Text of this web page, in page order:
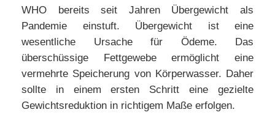
WHO bereits seit Jahren Übergewicht als
Pandemie einstuft. Übergewicht ist eine
wesentliche Ursache für Ödeme. Das
überschüssige Fettgewebe ermöglicht eine
vermehrte Speicherung von Körperwasser. Daher
sollte in einem ersten Schritt eine gezielte
Gewichtsreduktion in richtigem Maße erfolgen.